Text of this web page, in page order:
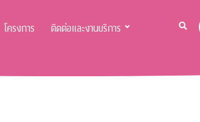
โครงการ ติดต่อและงานบริการ